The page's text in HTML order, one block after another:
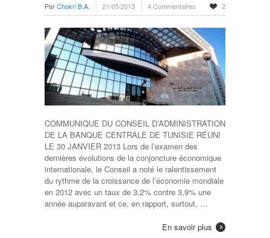
ParChokri B.A. 21/05/2013 4 Commentaires 2
COMMUNIQUE DU CONSEIL D’ADMINISTRATION
DE LA BANQUE CENTRALE DE TUNISIE RÉUNI
LE 30 JANVIER 2013 Lors de l’examen des
dernières évolutions de la conjoncture économique
internationale, le Conseil a noté le ralentissement
du rythme de la croissance de l’économie mondiale
en 2012 avec un taux de 3,2% contre 3,9% une
année auparavant et ce, en rapport, surtout, …
En savoir plus